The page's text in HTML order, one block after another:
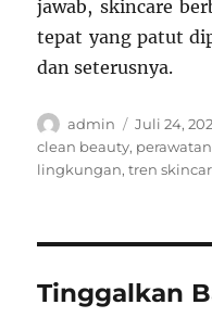
jawab, skincare
tepat yang patut
dan seterusnya.
Author
admin
Posted
on
Juli 24,
clean beauty,
lingkungan,tren
Tinggalkan